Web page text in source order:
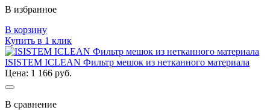
В избранное
В корзину
Купить в 1 клик
ISISTEM ICLEAN Фильтр мешок из нетканного материала
Цена: 1 166 руб.
В сравнение